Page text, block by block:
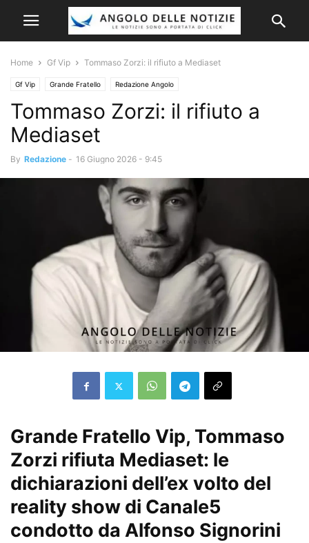
Home Gf Vip Tommaso Zorzi: il rifiuto a Mediaset
Gf Vip Grande Fratello Redazione Angolo
Tommaso Zorzi: il rifiuto a
Mediaset
By Redazione - 16 Giugno 2026 - 9:45
Grande Fratello Vip, Tommaso
Zorzi rifiuta Mediaset: le
dichiarazioni dell’ex volto del
reality show di Canale5
condotto da Alfonso Signorini